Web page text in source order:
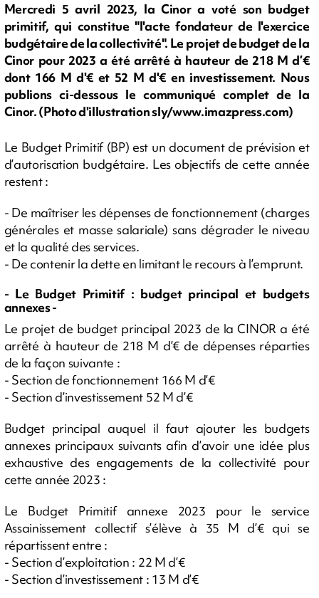
Mercredi 5 avril 2023, la Cinor a voté son budget
primitif, qui constitue "l'acte fondateur de l'exercice
budgétaire de la collectivité". Le projet de budget de la
Cinor pour 2023 a été arrêté à hauteur de 218 M d’€
dont 166 M d'€ et 52 M d'€ en investissement. Nous
publions ci-dessous le communiqué complet de la
Cinor. (Photo d'illustration sly/www.imazpress.com)
Le Budget Primitif (BP) est un document de prévision et
d’autorisation budgétaire. Les objectifs de cette année
restent :
- De maîtriser les dépenses de fonctionnement (charges
générales et masse salariale) sans dégrader le niveau
et la qualité des services.
- De contenir la dette en limitant le recours à l’emprunt.
- Le Budget Primitif : budget principal et budgets
annexes -
Le projet de budget principal 2023 de la CINOR a été
arrêté à hauteur de 218 M d’€ de dépenses réparties
de la façon suivante :
- Section de fonctionnement 166 M d’€
- Section d’investissement 52 M d’€
Budget principal auquel il faut ajouter les budgets
annexes principaux suivants afin d’avoir une idée plus
exhaustive des engagements de la collectivité pour
cette année 2023 :
Le Budget Primitif annexe 2023 pour le service
Assainissement collectif s’élève à 35 M d’€ qui se
répartissent entre :
- Section d’exploitation : 22 M d’€
- Section d’investissement : 13 M d’€